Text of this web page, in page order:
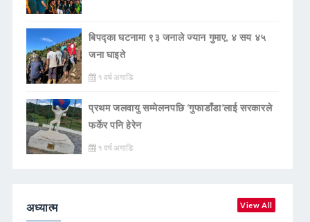
बिपद्का घटनामा ९३ जनाले ज्यान गुमाए, ४ सय ४५
जना घाइते
१ वर्ष अगाडि
प्रथम जलवायु सम्मेलनपछि ‘गुफाडाँडा’लाई सरकारले
फर्केर पनि हेरेन
१ वर्ष अगाडि
अध्यात्म View All